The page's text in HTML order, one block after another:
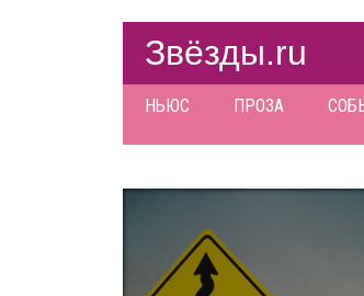
Звёзды.ru
НЬЮС ПРОЗА